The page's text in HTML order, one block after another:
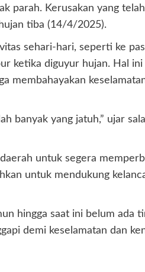
parah. Kerusakan yang telah
tiba (14/4/2025).
sehari-hari, seperti ke
ketika diguyur hujan. Hal
membahayakan
banyak yang jatuh,” ujar
untuk segera
untuk mendukung
hingga saat ini belum ada
demi keselamatan dan